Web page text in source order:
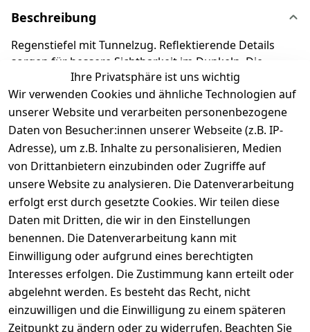
Beschreibung
Regenstiefel mit Tunnelzug. Reflektierende Details
sorgen für bessere Sichtbarkeit im Dunkeln. Die
herausnehmbare Einlage macht es kinderleicht, die
richtige Schuhgröße auszuwählen. Richter
Kinderschuhe - Kids Shoes since 1893.
Produktdetails
Kundenrezensionen
Durchschnittliche Bewertung
0
Basierend auf 0 Bewertung(en)
Bewertung abgeben
5
( 0 )
Ihre Privatsphäre ist uns wichtig
Wir verwenden Cookies und ähnliche Technologien auf
unserer Website und verarbeiten personenbezogene
Daten von Besucher:innen unserer Webseite (z.B. IP-
Adresse), um z.B. Inhalte zu personalisieren, Medien
von Drittanbietern einzubinden oder Zugriffe auf
unsere Website zu analysieren. Die Datenverarbeitung
erfolgt erst durch gesetzte Cookies. Wir teilen diese
Daten mit Dritten, die wir in den Einstellungen
benennen. Die Datenverarbeitung kann mit
Einwilligung oder aufgrund eines berechtigten
Interesses erfolgen. Die Zustimmung kann erteilt oder
abgelehnt werden. Es besteht das Recht, nicht
einzuwilligen und die Einwilligung zu einem späteren
Zeitpunkt zu ändern oder zu widerrufen. Beachten Sie